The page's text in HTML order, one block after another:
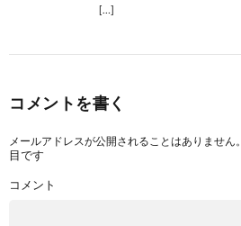
[…]
コメントを書く
メールアドレスが公開されることはありません。
目です
コメント